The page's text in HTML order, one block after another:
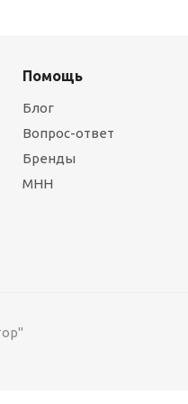
Помощь
Блог
Вопрос-ответ
Бренды
МНН